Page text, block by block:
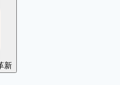
新